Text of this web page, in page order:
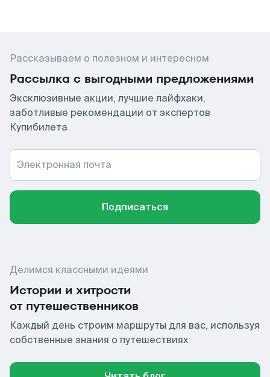
Рассказываем о полезном и интересном
Рассылка с выгодными предложениями
Эксклюзивные акции, лучшие лайфхаки,
заботливые рекомендации от экспертов
Купибилета
Электронная почта
Подписаться
Делимся классными идеями
Истории и хитрости
от путешественников
Каждый день строим маршруты для вас, используя
собственные знания о путешествиях